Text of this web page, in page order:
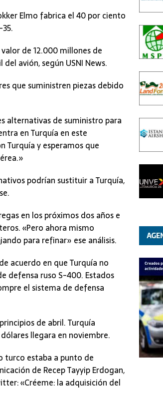
Elmo fabrica el 40 por ciento
de 12.000 millones de
avión, según USNI News.
que suministren piezas debido
alternativas de suministro para
en Turquía en este
Turquía y esperamos que
podrían sustituir a Turquía,
en los próximos dos años e
«Pero ahora mismo
para refinar» ese análisis.
acuerdo en que Turquía no
defensa ruso S-400. Estados
el sistema de defensa
de abril. Turquía
llegara en noviembre.
turco estaba a punto de
de Recep Tayyip Erdogan,
«Créeme: la adquisición del